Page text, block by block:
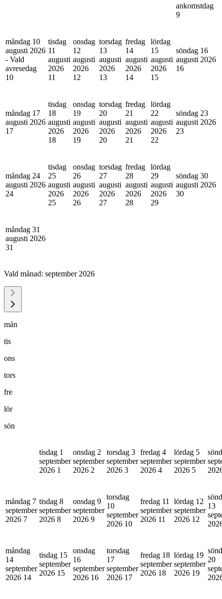
ankomstdag
9
måndag 10
augusti 2026
- Vald
avresedag
10
tisdag
11
augusti
2026
11
onsdag
12
augusti
2026
12
torsdag
13
augusti
2026
13
fredag
14
augusti
2026
14
lördag
15
augusti
2026
15
söndag 16
augusti 2026
16
måndag 17
augusti 2026
17
tisdag
18
augusti
2026
18
onsdag
19
augusti
2026
19
torsdag
20
augusti
2026
20
fredag
21
augusti
2026
21
lördag
22
augusti
2026
22
söndag 23
augusti 2026
23
måndag 24
augusti 2026
24
tisdag
25
augusti
2026
25
onsdag
26
augusti
2026
26
torsdag
27
augusti
2026
27
fredag
28
augusti
2026
28
lördag
29
augusti
2026
29
söndag 30
augusti 2026
30
måndag 31
augusti 2026
31
Vald månad: september 2026
mån
tis
ons
tors
fre
lör
sön
tisdag 1
september
2026 1
onsdag 2
september
2026 2
torsdag 3
september
2026 3
fredag 4
september
2026 4
lördag 5
september
2026 5
måndag 7
september
2026 7
tisdag 8
september
2026 8
onsdag 9
september
2026 9
torsdag
10
september
2026 10
fredag 11
september
2026 11
lördag 12
september
2026 12
13
måndag
14
september
2026 14
tisdag 15
september
2026 15
onsdag
16
september
2026 16
torsdag
17
september
2026 17
fredag 18
september
2026 18
lördag 19
september
2026 19
20